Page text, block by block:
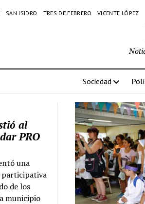
SAN ISIDRO TRES DE FEBRERO VICENTE LÓPEZ
Sociedad
al
PRO
una
de los
municipio